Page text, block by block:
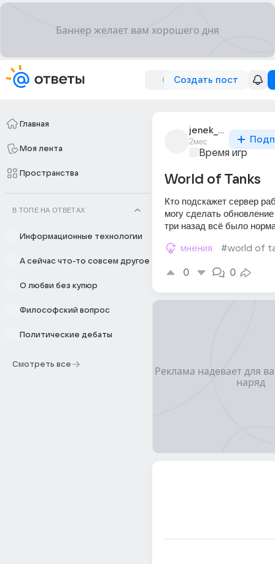
Создать пост
Главная
Моя лента
Пространства
В ТОПЕ НА ОТВЕТАХ
Информационные технологии
А сейчас что-то совсем другое
О любви без купюр
Философский вопрос
Политические дебаты
Смотреть все
jenek_74
2мес
Время игр
World of Tanks
Кто подскажет сервер
могу сделать
три назад всё было
мнения #world of
0 0